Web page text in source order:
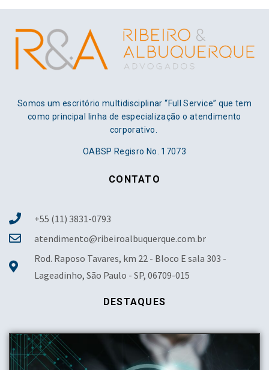
Somos um escritório multidisciplinar “Full Service” que tem
como principal linha de especialização o atendimento
corporativo.
OABSP Regisro No. 17073
CONTATO
+55 (11) 3831-0793
atendimento@ribeiroalbuquerque.com.br
Rod. Raposo Tavares, km 22 - Bloco E sala 303 -
Lageadinho, São Paulo - SP, 06709-015
DESTAQUES